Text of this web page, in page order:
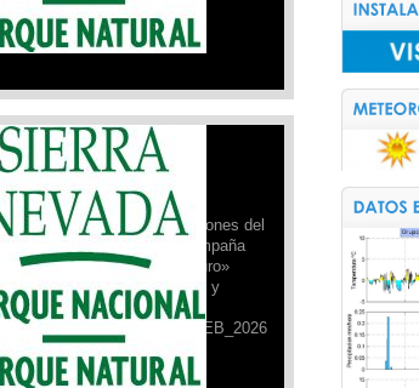
Más »
de Seguridad PNSN:
02/2026
el Refugio Poqueira,
la ficha de condiciones del
de febrero de 2026, de la campaña
Nevada para vivirla seguro»
por el Parque Nacional y
de Sierra Nevada.
Más »